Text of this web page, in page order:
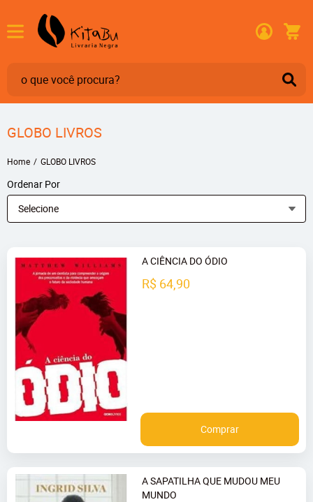
GLOBO LIVROS
Home GLOBO LIVROS
Ordenar Por
Selecione
A CIÊNCIA DO ÓDIO
R$ 64,90
Comprar
A SAPATILHA QUE MUDOU MEU
MUNDO